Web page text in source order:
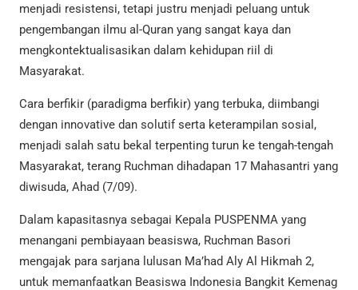
menjadi resistensi, tetapi justru menjadi peluang untuk
pengembangan ilmu al-Quran yang sangat kaya dan
mengkontektualisasikan dalam kehidupan riil di
Masyarakat.
Cara berfikir (paradigma berfikir) yang terbuka, diimbangi
dengan innovative dan solutif serta keterampilan sosial,
menjadi salah satu bekal terpenting turun ke tengah-tengah
Masyarakat, terang Ruchman dihadapan 17 Mahasantri yang
diwisuda, Ahad (7/09).
Dalam kapasitasnya sebagai Kepala PUSPENMA yang
menangani pembiayaan beasiswa, Ruchman Basori
mengajak para sarjana lulusan Ma’had Aly Al Hikmah 2,
untuk memanfaatkan Beasiswa Indonesia Bangkit Kemenag